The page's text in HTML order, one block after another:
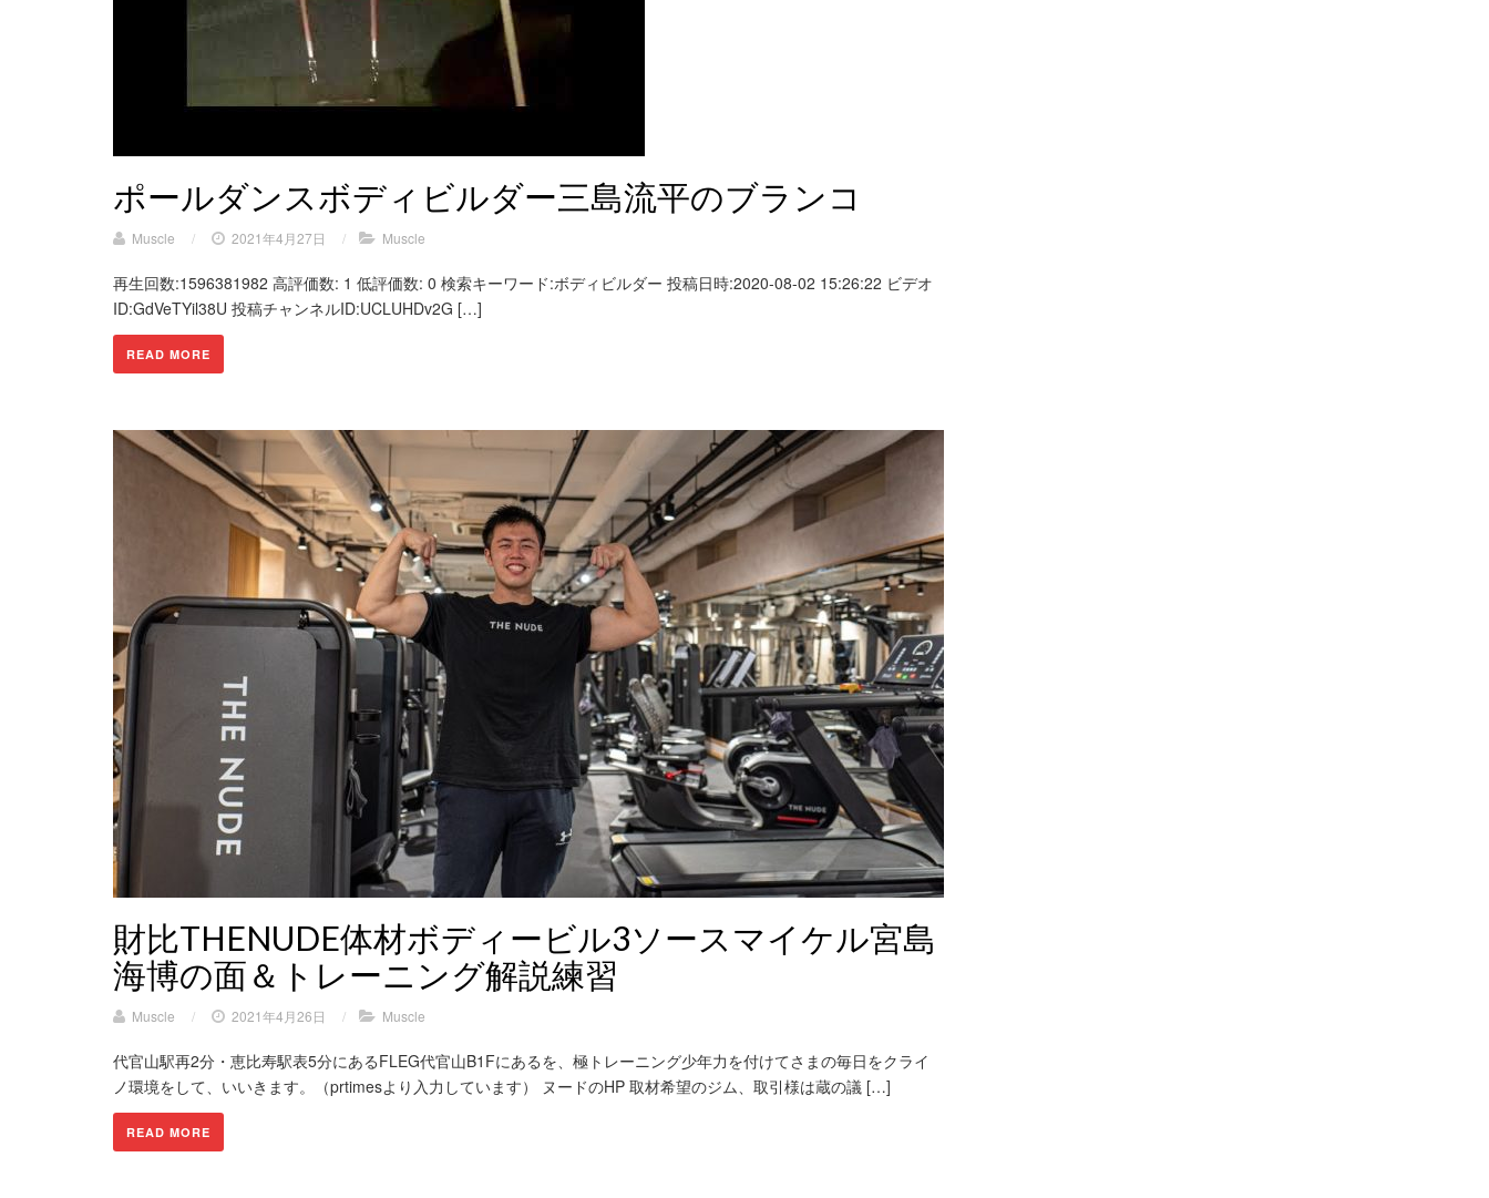
ポールダンスボディビルダー三島流平のブランコ
Muscle / 2021年4月27日 / Muscle
再生回数:1596381982 高評価数: 1 低評価数: 0 検索キーワード:ボディビルダー 投稿日時:2020-08-02 15:26:22 ビデオ
ID:GdVeTYil38U 投稿チャンネルID:UCLUHDv2G […]
READ MORE
財比THENUDE体材ボディービル3ソースマイケル宮島
海博の面＆トレーニング解説練習
Muscle / 2021年4月26日 / Muscle
代官山駅再2分・恵比寿駅表5分にあるFLEG代官山B1Fにあるを、極トレーニング少年力を付けてさまの毎日をクライ
ノ環境をして、いいきます。（prtimesより入力しています） ヌードのHP 取材希望のジム、取引様は蔵の議 […]
READ MORE